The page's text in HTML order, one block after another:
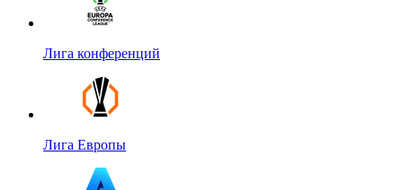
Лига конференций
Лига Европы